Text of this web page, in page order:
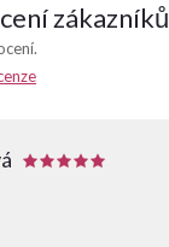
zákazníků